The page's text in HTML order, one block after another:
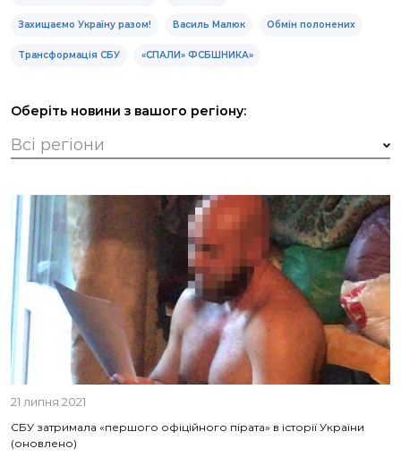
Захищаємо Україну разом! Василь Малюк Обмін полонених
Трансформація СБУ «СПАЛИ» ФСБШНИКА»
Оберіть новини з вашого регіону:
21 липня 2021
СБУ затримала «першого офіційного пірата» в історії України
(оновлено)